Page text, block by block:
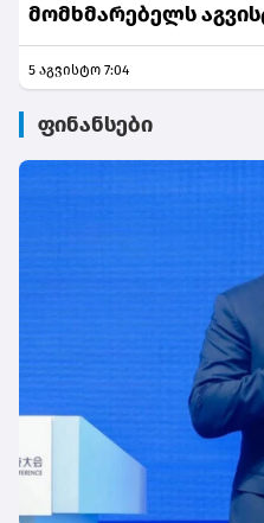
მომხმარებელს
განსაკუთრებული
5 აგვისტო 7:04
ფინანსები